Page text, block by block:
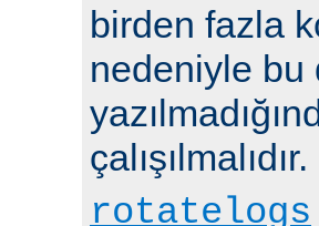
birden fazla
nedeniyle bu
çalışılmalıdır.
rotatelogs